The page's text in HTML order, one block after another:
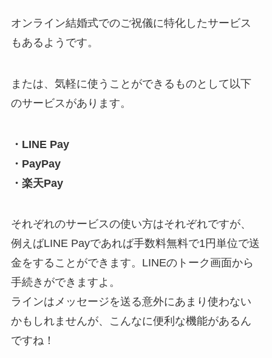
オンライン結婚式でのご祝儀に特化したサービス
もあるようです。
または、気軽に使うことができるものとして以下
のサービスがあります。
・LINE Pay
・PayPay
・楽天Pay
それぞれのサービスの使い方はそれぞれですが、
例えばLINE Payであれば手数料無料で1円単位で送
金をすることができます。LINEのトーク画面から
手続きができますよ。
ラインはメッセージを送る意外にあまり使わない
かもしれませんが、こんなに便利な機能があるん
ですね！